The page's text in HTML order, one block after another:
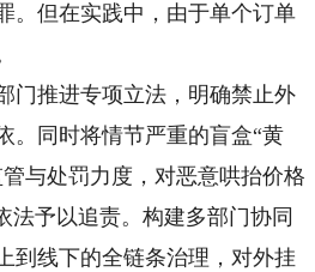
。但在实践中，由于单个订单
推进专项立法，明确禁止外
。同时将情节严重的盲盒“黄
与处罚力度，对恶意哄抬价格
法予以追责。构建多部门协同
到线下的全链条治理，对外挂